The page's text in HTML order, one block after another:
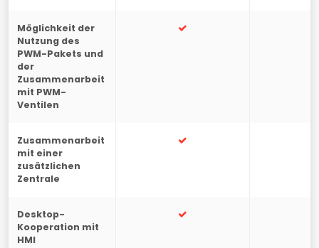
Möglichkeit der
Nutzung des
PWM-Pakets und
der
Zusammenarbeit
mit PWM-
Ventilen
Zusammenarbeit
mit einer
zusätzlichen
Zentrale
Desktop-
Kooperation mit
HMI